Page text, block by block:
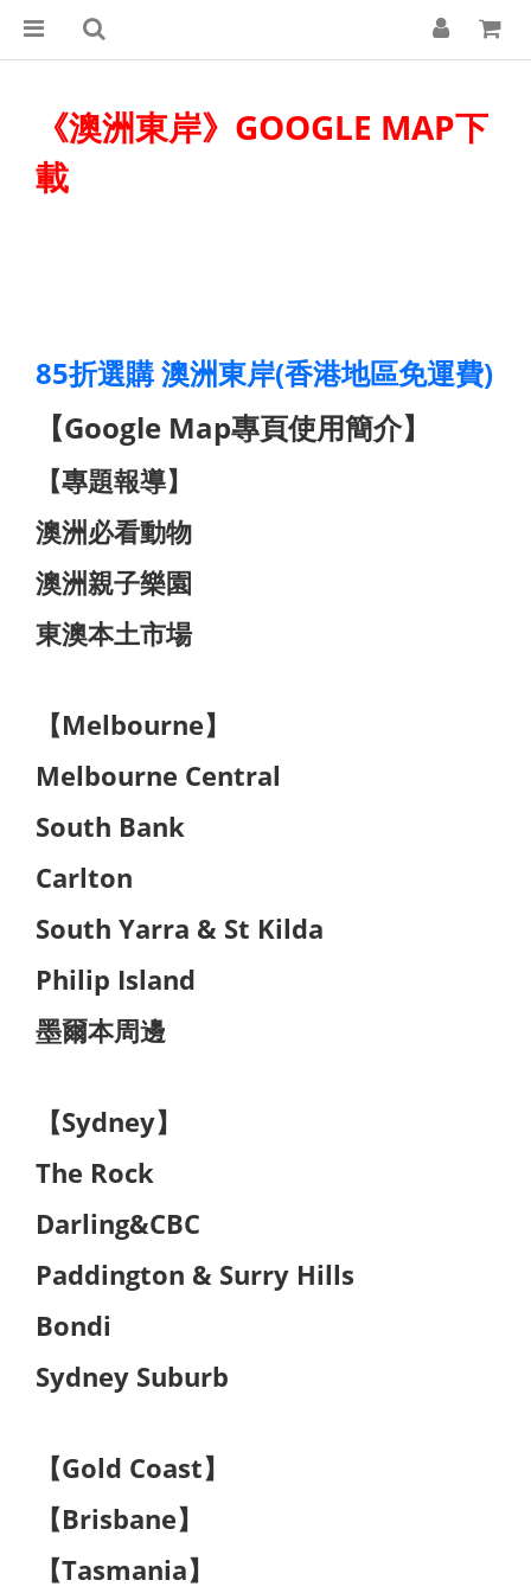
《澳洲東岸》GOOGLE MAP下
載
85折選購 澳洲東岸(香港地區免運費)
【Google Map專頁使用簡介】
【專題報導】
澳洲必看動物
澳洲親子樂園
東澳本土市場
【Melbourne】
Melbourne Central
South Bank
Carlton
South Yarra & St Kilda
Philip Island
墨爾本周邊
【Sydney】
The Rock
Darling&CBC
Paddington & Surry Hills
Bondi
Sydney Suburb
【Gold Coast】
【Brisbane】
【Tasmania】